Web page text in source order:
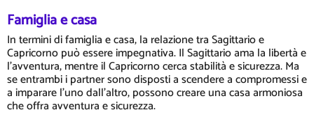
Famiglia e casa
In termini di famiglia e casa, la relazione tra Sagittario e
Capricorno può essere impegnativa. Il Sagittario ama la libertà e
l'avventura, mentre il Capricorno cerca stabilità e sicurezza. Ma
se entrambi i partner sono disposti a scendere a compromessi e
a imparare l'uno dall'altro, possono creare una casa armoniosa
che offra avventura e sicurezza.